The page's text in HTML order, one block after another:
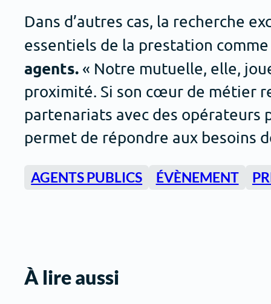
Dans d’autres cas, la recherche
essentiels de la prestation
agents. « Notre mutuelle, elle,
proximité. Si son cœur de métier
partenariats avec des opérateurs
permet de répondre aux besoins
AGENTS PUBLICS ÉVÈNEMENT
À lire aussi